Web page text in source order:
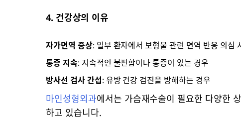
4. 건강상의 이유
자가면역 증상: 일부 환자에서 보형물 관련 면역 반응 의심
통증 지속: 지속적인 불편함이나 통증이 있는 경우
방사선 검사 간섭: 유방 건강 검진을 방해하는 경우
마인성형외과에서는 가슴재수술이 필요한 다양한
하고 있습니다.